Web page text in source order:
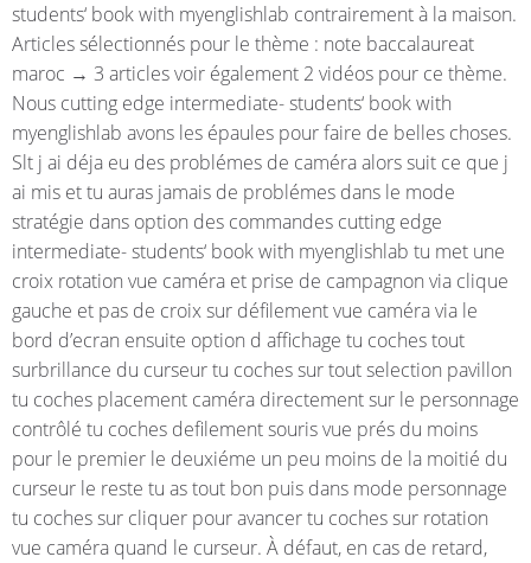
students‘ book with myenglishlab contrairement à la maison.
Articles sélectionnés pour le thème : note baccalaureat
maroc → 3 articles voir également 2 vidéos pour ce thème.
Nous cutting edge intermediate- students‘ book with
myenglishlab avons les épaules pour faire de belles choses.
Slt j ai déja eu des problémes de caméra alors suit ce que j
ai mis et tu auras jamais de problémes dans le mode
stratégie dans option des commandes cutting edge
intermediate- students‘ book with myenglishlab tu met une
croix rotation vue caméra et prise de campagnon via clique
gauche et pas de croix sur défilement vue caméra via le
bord d’ecran ensuite option d affichage tu coches tout
surbrillance du curseur tu coches sur tout selection pavillon
tu coches placement caméra directement sur le personnage
contrôlé tu coches defilement souris vue prés du moins
pour le premier le deuxiéme un peu moins de la moitié du
curseur le reste tu as tout bon puis dans mode personnage
tu coches sur cliquer pour avancer tu coches sur rotation
vue caméra quand le curseur. À défaut, en cas de retard,